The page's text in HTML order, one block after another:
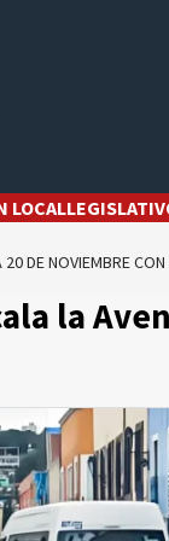
LOCAL
DE NOVIEMBRE
la